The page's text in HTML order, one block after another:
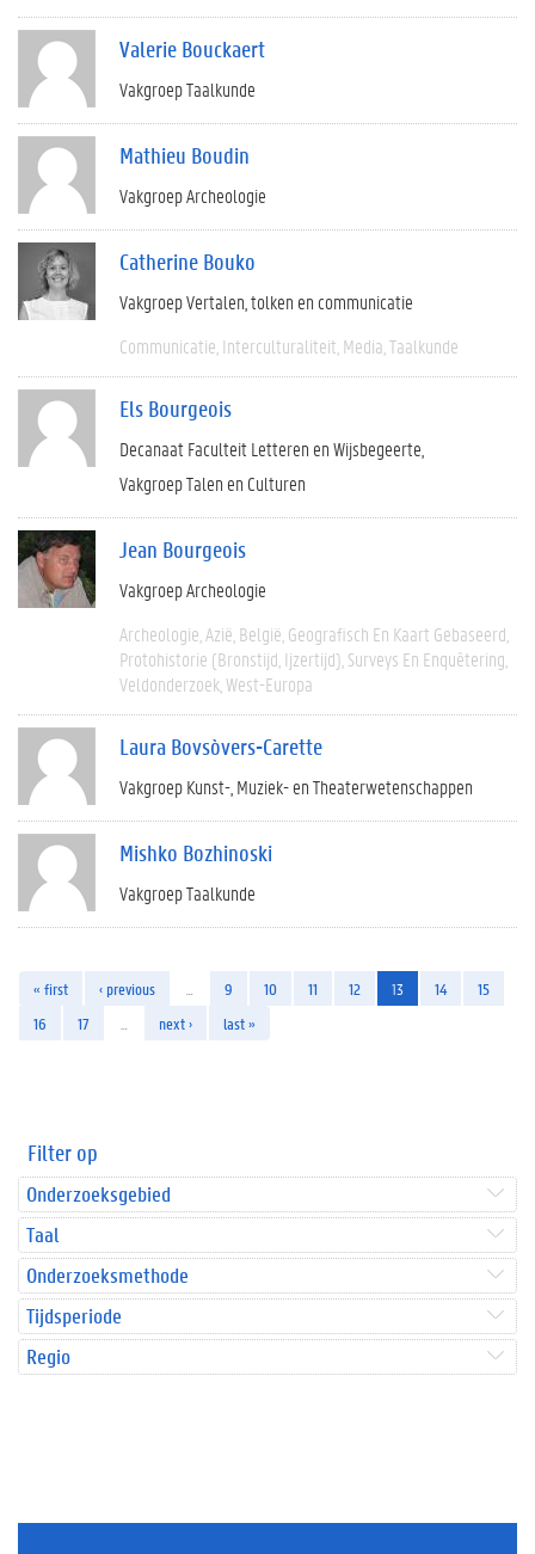
Valerie Bouckaert
Vakgroep Taalkunde
Mathieu Boudin
Vakgroep Archeologie
Catherine Bouko
Vakgroep Vertalen, tolken en communicatie
Communicatie Interculturaliteit Media Taalkunde
Els Bourgeois
Decanaat Faculteit Letteren en Wijsbegeerte
Vakgroep Talen en Culturen
Jean Bourgeois
Vakgroep Archeologie
Archeologie Azië België Geografisch En Kaart Gebaseerd
Protohistorie (bronstijd, Ijzertijd) Surveys En Enquêtering
Veldonderzoek West-Europa
Laura Bovsòvers-Carette
Vakgroep Kunst-, Muziek- en Theaterwetenschappen
Mishko Bozhinoski
Vakgroep Taalkunde
« first ‹ previous 9 10 11 12 13 14
15
16
17 next › last »
Filter op
Onderzoeksgebied
Taal
Onderzoeksmethode
Tijdsperiode
Regio